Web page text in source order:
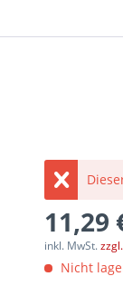
11,29
inkl. MwSt.
Nicht